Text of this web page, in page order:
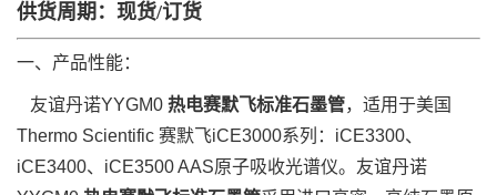
供货周期：现货/订货
一、产品性能：
友谊丹诺YYGM0 热电赛默飞标准石墨管，适用于美国
Thermo Scientific 赛默飞iCE3000系列：iCE3300、
iCE3400、iCE3500 AAS原子吸收光谱仪。友谊丹诺